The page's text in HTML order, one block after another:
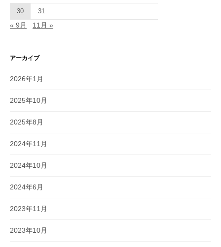
30 31
« 9月 11月 »
アーカイブ
2026年1月
2025年10月
2025年8月
2024年11月
2024年10月
2024年6月
2023年11月
2023年10月